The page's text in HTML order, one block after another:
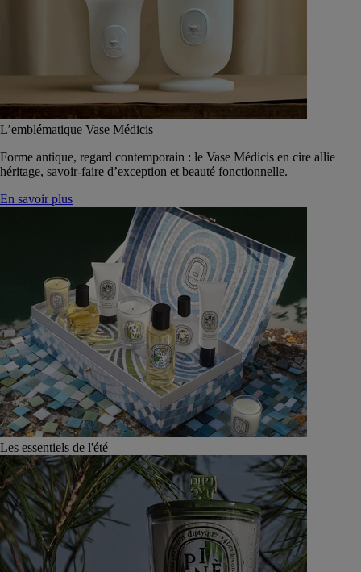
L’emblématique Vase Médicis
Forme antique, regard contemporain : le Vase Médicis en cire allie
héritage, savoir-faire d’exception et beauté fonctionnelle.
En savoir plus
Les essentiels de l'été